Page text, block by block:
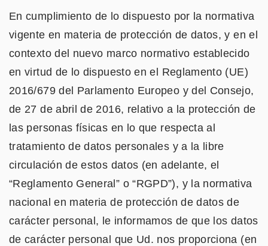
En cumplimiento de lo dispuesto por la normativa
vigente en materia de protección de datos, y en el
contexto del nuevo marco normativo establecido
en virtud de lo dispuesto en el Reglamento (UE)
2016/679 del Parlamento Europeo y del Consejo,
de 27 de abril de 2016, relativo a la protección de
las personas físicas en lo que respecta al
tratamiento de datos personales y a la libre
circulación de estos datos (en adelante, el
“Reglamento General” o “RGPD”), y la normativa
nacional en materia de protección de datos de
carácter personal, le informamos de que los datos
de carácter personal que Ud. nos proporciona (en